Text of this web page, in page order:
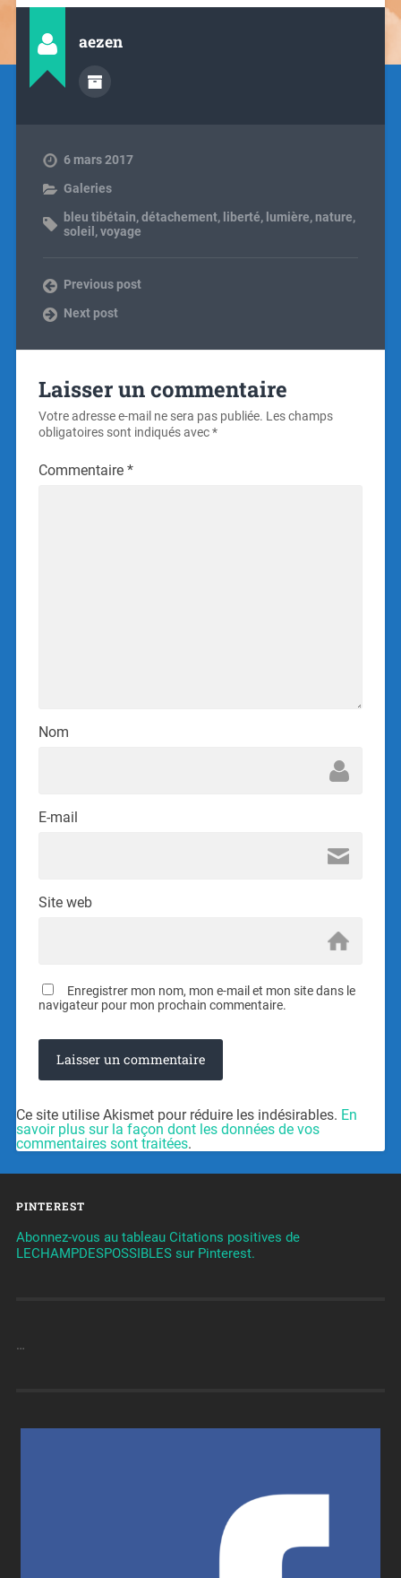
aezen
6 mars 2017
Galeries
bleu tibétain,détachement, liberté, lumière,nature,
soleil ,voyage
Previous post
Next post
Laisser un commentaire
Votre adresse e-mail ne sera pas publiée. Les champs
obligatoires sont indiqués avec*
Commentaire *
Nom
E-mail
Site web
Enregistrer mon nom, mon e-mail et mon site dans le
navigateur pour mon prochain commentaire.
Ce site utilise Akismet pour réduire les indésirables. En
savoir plus sur la façon dont les données de vos
commentaires sont traitées.
PINTEREST
Abonnez-vous au tableau Citations positives de
LECHAMPDESPOSSIBLES sur Pinterest.
…